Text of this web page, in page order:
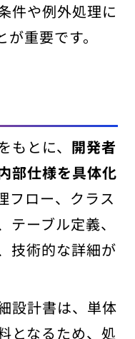
件や例外処理に
重要です。
とに、 開発者
部仕様を具体化
フロー、クラス
ーブル定義、
技術的な詳細が
設計書は、単体
となるため、処